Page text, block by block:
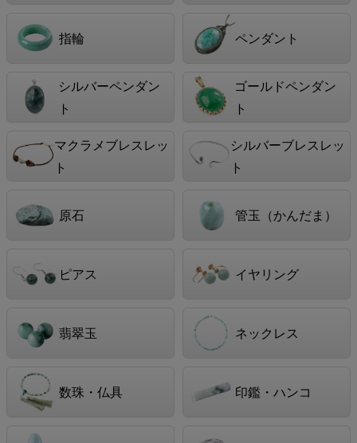
指輪 ペンダント
シルバーペンダン
ト
ゴールドペンダン
ト
マクラメブレスレッ
ト
シルバーブレスレッ
ト
原石 管玉（かんだま）
ピアス イヤリング
翡翠玉 ネックレス
数珠・仏具 印鑑・ハンコ